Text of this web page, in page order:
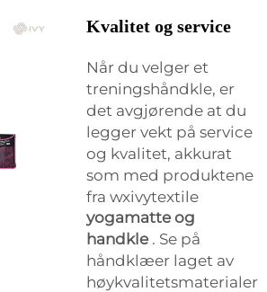
Kvalitet og service
Når du velger et
treningshåndkle, er
det avgjørende at du
legger vekt på service
og kvalitet, akkurat
som med produktene
fra wxivytextile
yogamatte og
handkle . Se på
håndklæer laget av
høykvalitetsmaterialer